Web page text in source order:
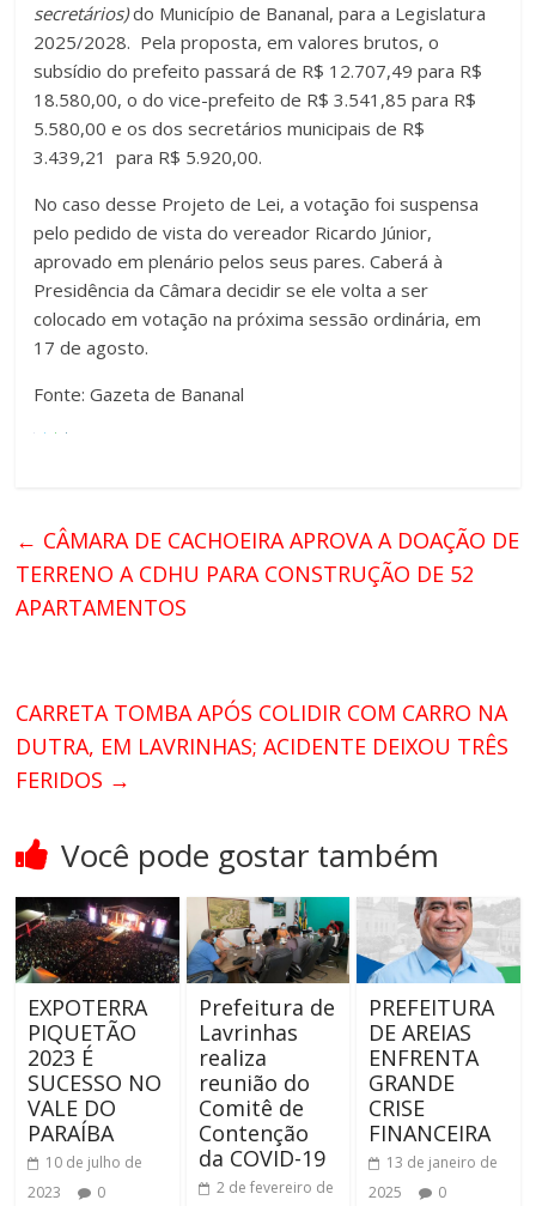
secretários)do Município de Bananal, para a Legislatura
2025/2028. Pela proposta, em valores brutos, o
subsídio do prefeito passará de R$ 12.707,49 para R$
18.580,00, o do vice-prefeito de R$ 3.541,85 para R$
5.580,00 e os dos secretários municipais de R$
3.439,21 para R$ 5.920,00.
No caso desse Projeto de Lei, a votação foi suspensa
pelo pedido de vista do vereador Ricardo Júnior,
aprovado em plenário pelos seus pares. Caberá à
Presidência da Câmara decidir se ele volta a ser
colocado em votação na próxima sessão ordinária, em
17 de agosto.
Fonte: Gazeta de Bananal
← CÂMARA DE CACHOEIRA APROVA A DOAÇÃO DE
TERRENO A CDHU PARA CONSTRUÇÃO DE 52
APARTAMENTOS
CARRETA TOMBA APÓS COLIDIR COM CARRO NA
DUTRA, EM LAVRINHAS; ACIDENTE DEIXOU TRÊS
FERIDOS →
Você pode gostar também
EXPOTERRA
PIQUETÃO
2023 É
SUCESSO NO
VALE DO
PARAÍBA
10 de julho de
2023
0
Prefeitura de
Lavrinhas
realiza
reunião do
Comitê de
Contenção
da COVID-19
2 de fevereiro de
PREFEITURA
DE AREIAS
ENFRENTA
GRANDE
CRISE
FINANCEIRA
13 de janeiro de
2025
0